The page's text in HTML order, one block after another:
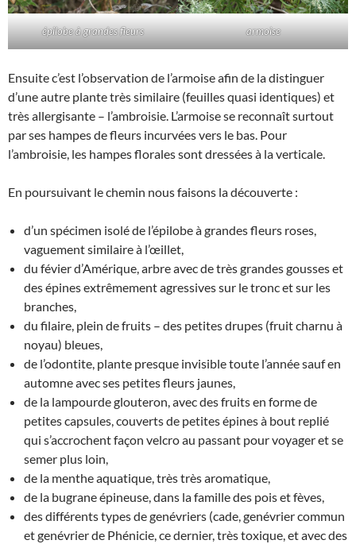
épilobe à grandes fleurs armoise
Ensuite c’est l’observation de l’armoise afin de la distinguer
d’une autre plante très similaire (feuilles quasi identiques) et
très allergisante – l’ambroisie. L’armoise se reconnaît surtout
par ses hampes de fleurs incurvées vers le bas. Pour
l’ambroisie, les hampes florales sont dressées à la verticale.
En poursuivant le chemin nous faisons la découverte :
d’un spécimen isolé de l’épilobe à grandes fleurs roses,
vaguement similaire à l’œillet,
du févier d’Amérique, arbre avec de très grandes gousses et
des épines extrêmement agressives sur le tronc et sur les
branches,
du filaire, plein de fruits – des petites drupes (fruit charnu à
noyau) bleues,
de l’odontite, plante presque invisible toute l’année sauf en
automne avec ses petites fleurs jaunes,
de la lampourde glouteron, avec des fruits en forme de
petites capsules, couverts de petites épines à bout replié
qui s’accrochent façon velcro au passant pour voyager et se
semer plus loin,
de la menthe aquatique, très très aromatique,
de la bugrane épineuse, dans la famille des pois et fèves,
des différents types de genévriers (cade, genévrier commun
et genévrier de Phénicie, ce dernier, très toxique, et avec des